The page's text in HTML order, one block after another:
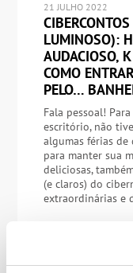
21 JULHO 2022
LUMINOSO):
AUDACIOSO,
COMO
PELO…
Fala pessoal!
escritório, não
algumas férias
para manter sua
deliciosas,
(e claros) do
extraordinárias e